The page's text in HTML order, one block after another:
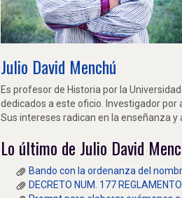
Julio David Menchú
Es profesor de Historia por la
dedicados a este oficio. Investigador por
Sus intereses radican en la enseñanza y
Lo último de Julio David
Bando con la ordenanza del
DECRETO NUM. 177